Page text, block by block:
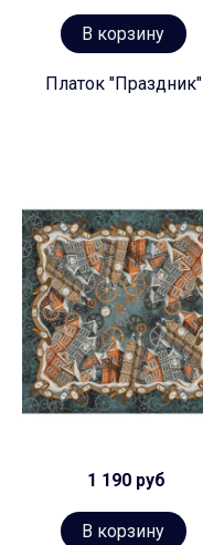
В корзину
Платок "Праздник"
1 190 руб
В корзину